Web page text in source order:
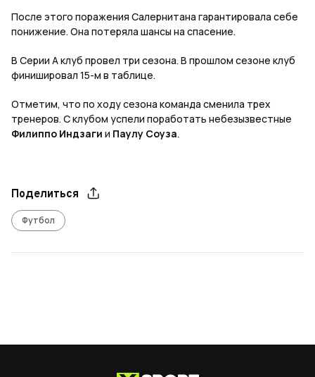
После этого поражения Салернитана гарантировала себе
понижение. Она потеряла шансы на спасение.
В Серии А клуб провел три сезона. В прошлом сезоне клуб
финишировал 15-м в таблице.
Отметим, что по ходу сезона команда сменила трех
тренеров. С клубом успели поработать небезызвестные
Филиппо Индзаги и Паулу Соуза.
Поделиться
Футбол